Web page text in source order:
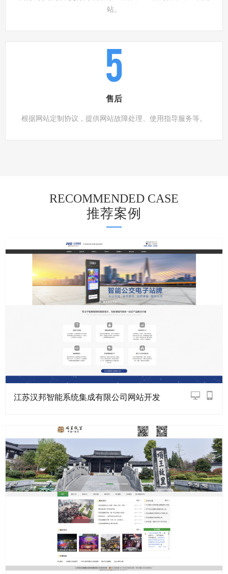
站。
5
售后
根据网站定制协议，提供网站故障处理、使用指导服务等。
RECOMMENDED CASE
推荐案例
江苏汉邦智能系统集成有限公司网站开发